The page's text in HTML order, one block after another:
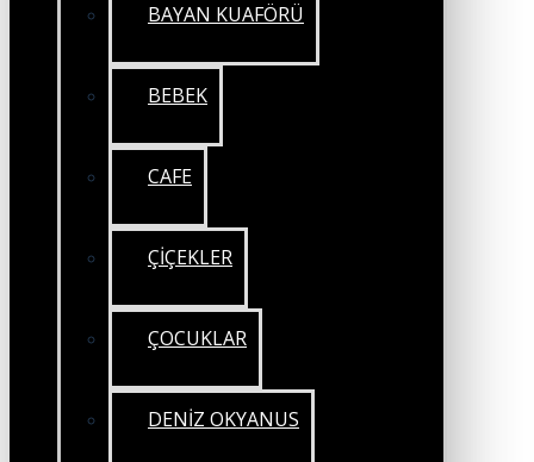
BAYAN KUAFÖRÜ
BEBEK
CAFE
ÇİÇEKLER
ÇOCUKLAR
DENİZ OKYANUS